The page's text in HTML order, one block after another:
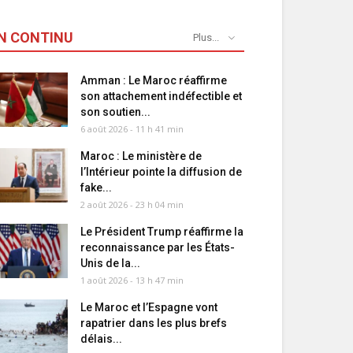
CONTINU Plus...
Amman : Le Maroc réaffirme
son attachement indéfectible et
son soutien...
6 août 2026 - 11 h 41 min
Maroc : Le ministère de
l’Intérieur pointe la diffusion de
fake...
2 août 2026 - 23 h 04 min
Le Président Trump réaffirme la
reconnaissance par les États-
Unis de la...
1 août 2026 - 13 h 47 min
Le Maroc et l’Espagne vont
rapatrier dans les plus brefs
délais...